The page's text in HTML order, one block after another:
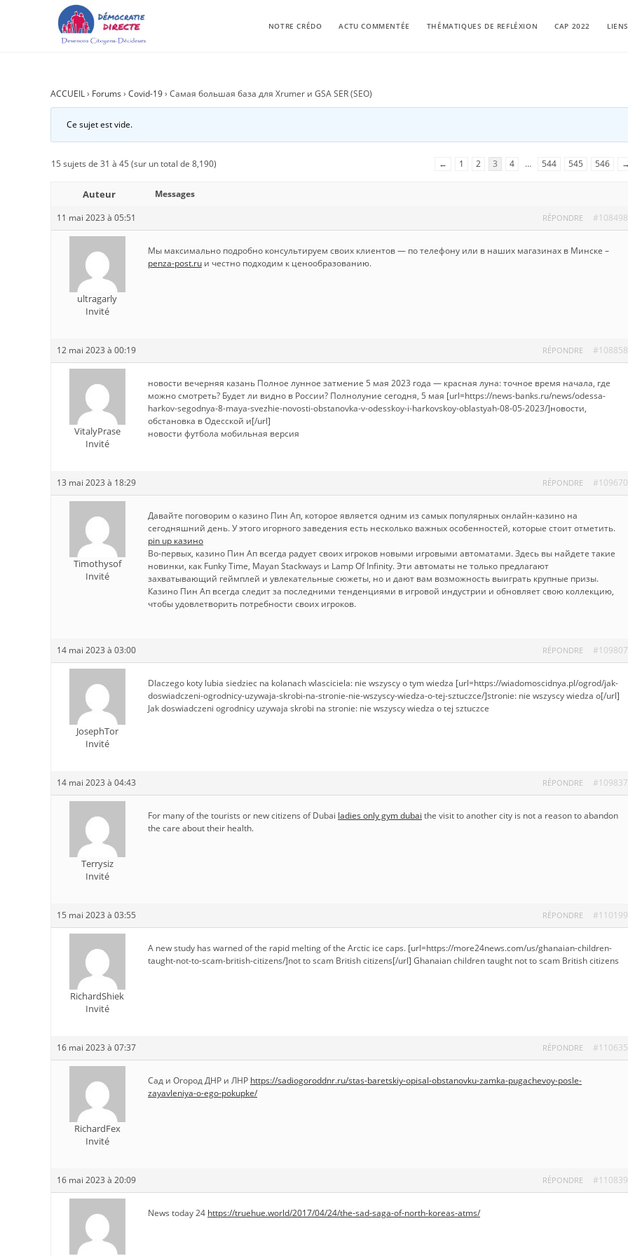
NOTRE CRÉDO ACTU COMMENTÉE THÉMATIQUES DE REFLÉXION CAP 2022
ACCUEIL› Forums › Covid-19› Самая большая база для Xrumer и GSA SER (SEO)
Ce sujet est vide.
15 sujets de 31 à 45 (sur un total de 8,190) ← 1 2 3 4 … 544 545 546
Auteur
Messages
11 mai 2023 à 05:51
#108498
RÉPONDRE
ultragarly
Invité
Мы максимально подробно консультируем своих клиентов — по телефону или в наших магазинах в Минске –
penza-post.ru и честно подходим к ценообразованию.
12 mai 2023 à 00:19 #108858
RÉPONDRE
VitalyPrase
Invité
новости вечерняя казань Полное лунное затмение 5 мая 2023 года — красная луна: точное время начала, где
можно смотреть? Будет ли видно в России? Полнолуние сегодня, 5 мая [url=https://news-banks.ru/news/odessa-
harkov-segodnya-8-maya-svezhie-novosti-obstanovka-v-odesskoy-i-harkovskoy-oblastyah-08-05-2023/]новости,
обстановка в Одесской и[/url]
новости футбола мобильная версия
13 mai 2023 à 18:29 #109670
RÉPONDRE
Timothysof
Invité
Давайте поговорим о казино Пин Ап, которое является одним из самых популярных онлайн-казино на
сегодняшний день. У этого игорного заведения есть несколько важных особенностей, которые стоит отметить.
pin up казино
Во-первых, казино Пин Ап всегда радует своих игроков новыми игровыми автоматами. Здесь вы найдете такие
новинки, как Funky Time, Mayan Stackways и Lamp Of Infinity. Эти автоматы не только предлагают
захватывающий геймплей и увлекательные сюжеты, но и дают вам возможность выиграть крупные призы.
Казино Пин Ап всегда следит за последними тенденциями в игровой индустрии и обновляет свою коллекцию,
чтобы удовлетворить потребности своих игроков.
14 mai 2023 à 03:00 #109807
RÉPONDRE
JosephTor
Invité
Dlaczego koty lubia siedziec na kolanach wlasciciela: nie wszyscy o tym wiedza [url=https://wiadomoscidnya.pl/ogrod/jak-
doswiadczeni-ogrodnicy-uzywaja-skrobi-na-stronie-nie-wszyscy-wiedza-o-tej-sztuczce/]stronie: nie wszyscy wiedza o[/url]
Jak doswiadczeni ogrodnicy uzywaja skrobi na stronie: nie wszyscy wiedza o tej sztuczce
14 mai 2023 à 04:43 #109837
RÉPONDRE
Terrysiz
Invité
For many of the tourists or new citizens of Dubai ladies only gym dubai the visit to another city is not a reason to abandon
the care about their health.
15 mai 2023 à 03:55 #110199
RÉPONDRE
RichardShiek
Invité
A new study has warned of the rapid melting of the Arctic ice caps. [url=https://more24news.com/us/ghanaian-children-
taught-not-to-scam-british-citizens/]not to scam British citizens[/url] Ghanaian children taught not to scam British citizens
16 mai 2023 à 07:37 #110635
RÉPONDRE
RichardFex
Invité
Сад и Огород ДНР и ЛНР https://sadiogoroddnr.ru/stas-baretskiy-opisal-obstanovku-zamka-pugachevoy-posle-
zayavleniya-o-ego-pokupke/
16 mai 2023 à 20:09 #110839
RÉPONDRE
News today 24 https://truehue.world/2017/04/24/the-sad-saga-of-north-koreas-atms/